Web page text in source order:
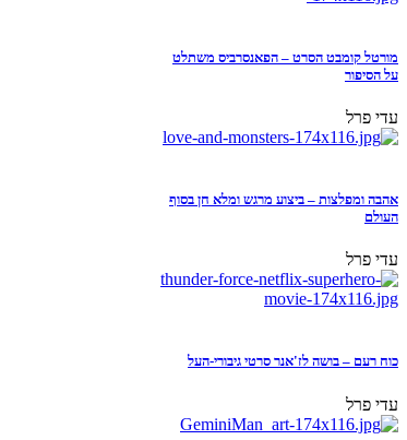
מורטל קומבט הסרט – הפאנסרביס משתלט
על הסיפור
עדי פרל
אהבה ומפלצות – ביצוע מרגש ומלא חן בסוף
העולם
עדי פרל
כוח רעם – בושה לז'אנר סרטי גיבורי-העל
עדי פרל